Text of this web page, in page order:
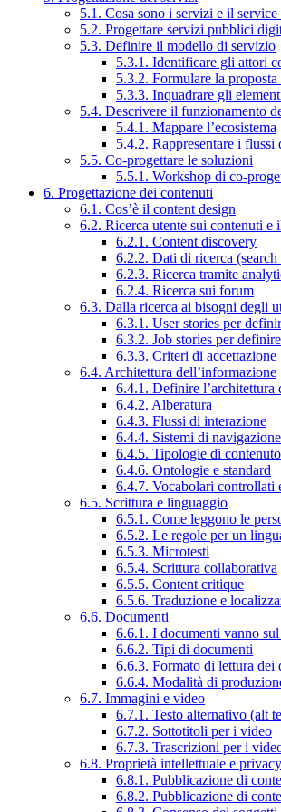
5.1. Cosa sono i servizi e il service
5.2. Progettare servizi pubblici
5.3. Definire il modello di servizio
5.3.1. Identificare gli attori
5.3.2. Formulare la
5.3.3. Inquadrare gli
5.4. Descrivere il funzionamento
5.4.1. Mappare l’ecosistema
5.4.2. Rappresentare i flussi
5.5. Co-progettare le soluzioni
5.5.1. Workshop di co-
6. Progettazione dei contenuti
6.1. Cos’è il content design
6.2. Ricerca utente sui contenuti e
6.2.1. Content discovery
6.2.2. Dati di ricerca
6.2.3. Ricerca tramite
6.2.4. Ricerca sui forum
6.3. Dalla ricerca ai bisogni degli
6.3.1. User stories per
6.3.2. Job stories per
6.3.3. Criteri di accettazione
6.4. Architettura dell’informazione
6.4.1. Definire l’architettura
6.4.2. Alberatura
6.4.3. Flussi di interazione
6.4.4. Sistemi di navigazione
6.4.5. Tipologie di
6.4.6. Ontologie e standard
6.4.7. Vocabolari controllati
6.5. Scrittura e linguaggio
6.5.1. Come leggono le
6.5.2. Le regole per un
6.5.3. Microtesti
6.5.4. Scrittura collaborativa
6.5.5. Content critique
6.5.6. Traduzione e
6.6. Documenti
6.6.1. I documenti vanno
6.6.2. Tipi di documenti
6.6.3. Formato di lettura dei
6.6.4. Modalità di
6.7. Immagini e video
6.7.1. Testo alternativo (alt
6.7.2. Sottotitoli per i video
6.7.3. Trascrizioni per i
6.8. Proprietà intellettuale e privacy
6.8.1. Pubblicazione di
6.8.2. Pubblicazione di